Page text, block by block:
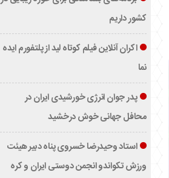
کشور داریم
اکران آنلاین فیلم کوتاه لید از پلتفورم ایده
نما
پدر جوان انرژی خورشیدی ایران در
محافل جهانی خوش درخشید
استاد وحیدرضا خسروی پناه دبیر هیئت
ورزش تکواندو انجمن دوستی ایران و کره